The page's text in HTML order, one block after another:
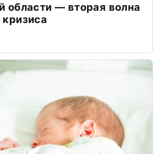
области — вторая волна
кризиса